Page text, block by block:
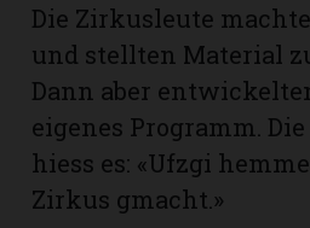
Die Zirkusleute
und stellten Material
Dann aber
eigenes Programm.
hiess es: «Ufzgi
Zirkus gmacht.»